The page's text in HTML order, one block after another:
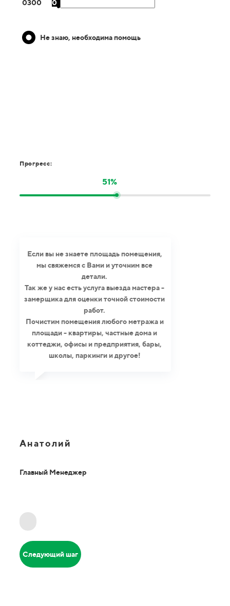
0300 0
Не знаю, необходима помощь
Прогресс:
51%
Если вы не знаете площадь помещения,
мы свяжемся с Вами и уточним все
детали.
Так же у нас есть услуга выезда мастера -
замерщика для оценки точной стоимости
работ.
Почистим помещения любого метража и
площади - квартиры, частные дома и
коттеджи, офисы и предприятия, бары,
школы, паркинги и другое!
Анатолий
Главный Менеджер
Следующий шаг